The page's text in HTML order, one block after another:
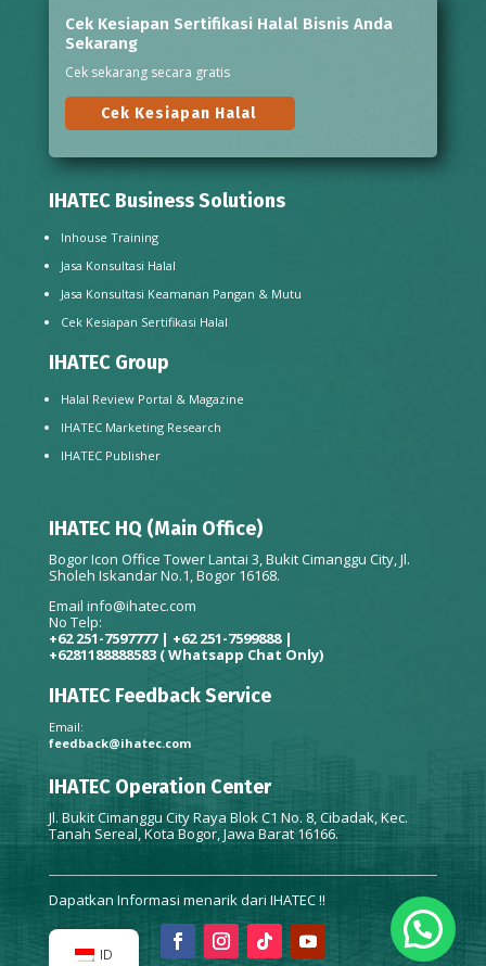
Cek Kesiapan Sertifikasi Halal Bisnis Anda
Sekarang
Cek sekarang secara gratis
Cek Kesiapan Halal
IHATEC Business Solutions
Inhouse Training
Jasa Konsultasi Halal
Jasa Konsultasi Keamanan Pangan & Mutu
Cek Kesiapan Sertifikasi Halal
IHATEC Group
Halal Review Portal & Magazine
IHATEC Marketing Research
IHATEC Publisher
IHATEC HQ (Main Office)
Bogor Icon Office Tower Lantai 3, Bukit Cimanggu City, Jl.
Sholeh Iskandar No.1, Bogor 16168.
Email info@ihatec.com
No Telp:
+62 251-7597777 | +62 251-7599888 |
+6281188888583 ( Whatsapp Chat Only)
IHATEC Feedback Service
Email:
feedback@ihatec.com
IHATEC Operation Center
Jl. Bukit Cimanggu City Raya Blok C1 No. 8, Cibadak, Kec.
Tanah Sereal, Kota Bogor, Jawa Barat 16166.
Dapatkan Informasi menarik dari IHATEC !!
ID